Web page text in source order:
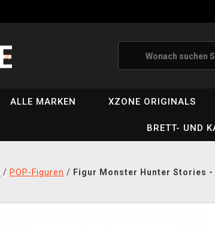
ALLE MARKEN XZONE ORIGINALS
BRETT- UND
/ POP-Figuren / Figur Monster Hunter Stories -